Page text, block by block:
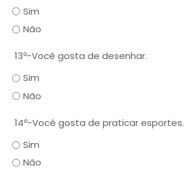
Sim
Não
13º-Você gosta de desenhar.
Sim
Não
14º-Você gosta de praticar esportes.
Sim
Não